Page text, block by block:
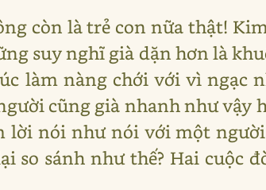
còn là trẻ con nữa thật!
suy nghĩ già dặn hơn là
làm nàng chới với vì ngạc
cũng già nhanh như vậy
lời nói như nói với một
so sánh như thế? Hai cuộc